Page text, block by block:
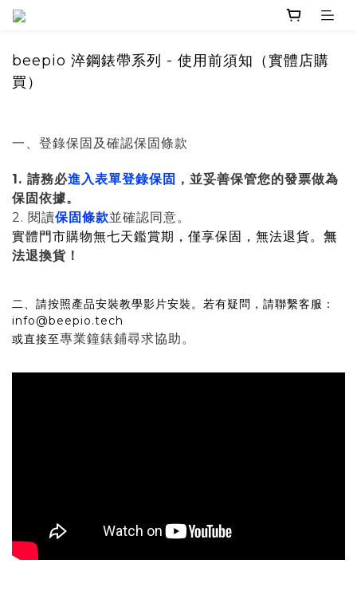
beepio 淬鋼錶帶系列 - 使用前須知（實體店購
買）
一、登錄保固及確認保固條款
1. 請務必進入表單登錄保固 ，並妥善保管您的發票做為
保固依據。
2. 閱讀保固條款並確認同意。
實體門市購物無七天鑑賞期，僅享保固，無法退貨。 無
法退換貨！
二、請按照產品安裝教學影片安裝。若有疑問，請聯繫客服：
info@beepio.tech
或直接至專業鐘錶鋪尋求協助。